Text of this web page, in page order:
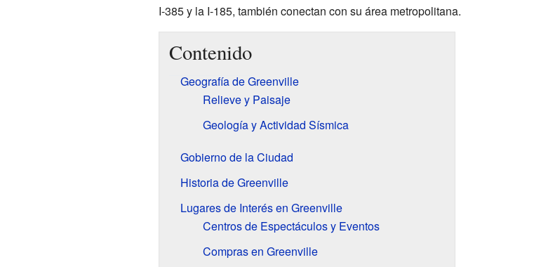
I-385 y la I-185, también conectan con su área metropolitana.
Contenido
Geografía de Greenville
Relieve y Paisaje
Geología y Actividad Sísmica
Gobierno de la Ciudad
Historia de Greenville
Lugares de Interés en Greenville
Centros de Espectáculos y Eventos
Compras en Greenville